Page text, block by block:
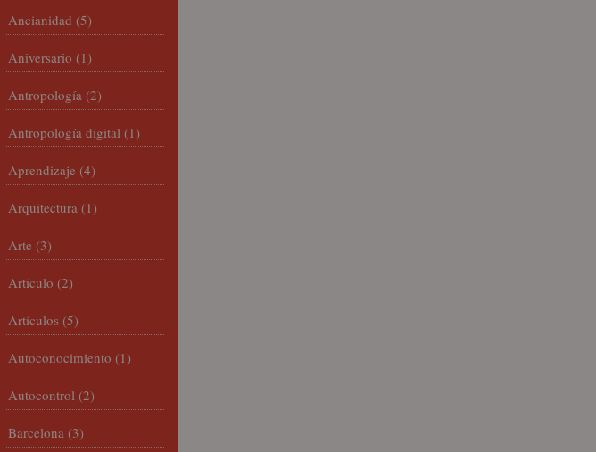
Ancianidad (5)
Aniversario (1)
Antropología (2)
Antropología digital (1)
Aprendizaje (4)
Arquitectura (1)
Arte (3)
Artículo (2)
Artículos (5)
Autoconocimiento (1)
Autocontrol (2)
Barcelona (3)